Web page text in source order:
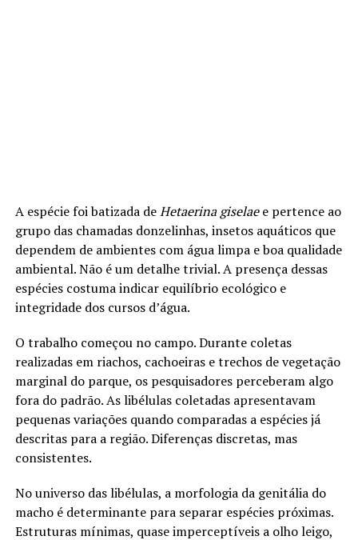
A espécie foi batizada deHetaerina giselaee pertence ao
grupo das chamadas donzelinhas, insetos aquáticos que
dependem de ambientes com água limpa e boa qualidade
ambiental. Não é um detalhe trivial. A presença dessas
espécies costuma indicar equilíbrio ecológico e
integridade dos cursos d’água.
O trabalho começou no campo. Durante coletas
realizadas em riachos, cachoeiras e trechos de vegetação
marginal do parque, os pesquisadores perceberam algo
fora do padrão. As libélulas coletadas apresentavam
pequenas variações quando comparadas a espécies já
descritas para a região. Diferenças discretas, mas
consistentes.
No universo das libélulas, a morfologia da genitália do
macho é determinante para separar espécies próximas.
Estruturas mínimas, quase imperceptíveis a olho leigo,